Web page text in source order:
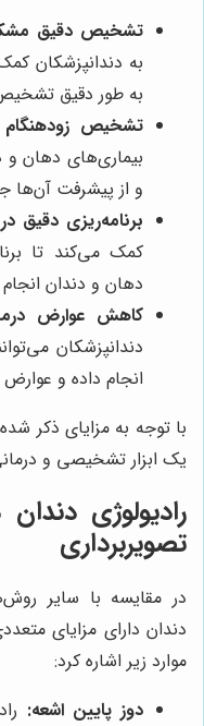
تشخیص دقیق
به دندانپزشکان
به طور دقیق
تشخیص زودهنگام
بیماری‌های دهان و
و از پیشرفت آن‌ها
برنامه‌ریزی دقیق
کمک می‌کند تا
دهان و دندان
کاهش عوارض
دندانپزشکان
انجام داده و
با توجه به مزایای ذکر
یک ابزار تشخیصی و
رادیولوژی
تصویربرداری
در مقایسه با سایر
دندان دارای مزایای
موارد زیر اشاره کرد:
دوز پایین اشعه: